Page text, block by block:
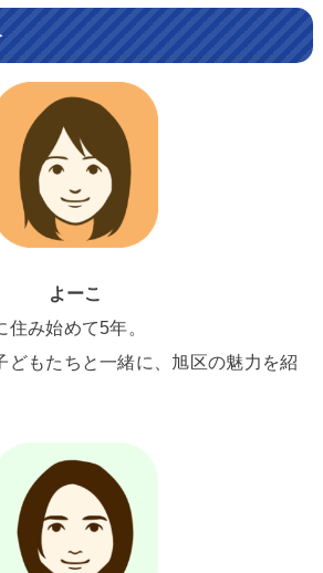
よーこ
み始めて5年。
どもたちと一緒に、旭区の魅力を紹